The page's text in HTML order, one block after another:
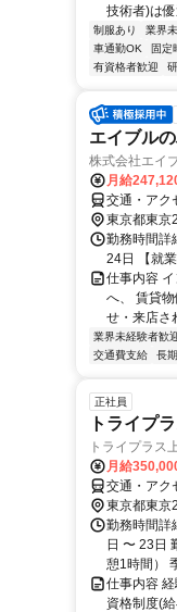
技術者)は
制服あり 業界
車通勤OK
固定
有資格者歓迎
エイブル
株式会社エイ
月給
交通・アク
東京都東京
勤務時間詳
24日 【就
仕事内容
へ、 賃貸
せ・来店さ
業界未経験者歓
交通費支給
長
正社員
トライプ
トライプラス
月給
交通・アク
東京都東京
勤務時間詳
日 〜 23日
憩1時間）
仕事内容
資格制度(